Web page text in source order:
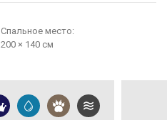
Cпальное место:
200 × 140 см